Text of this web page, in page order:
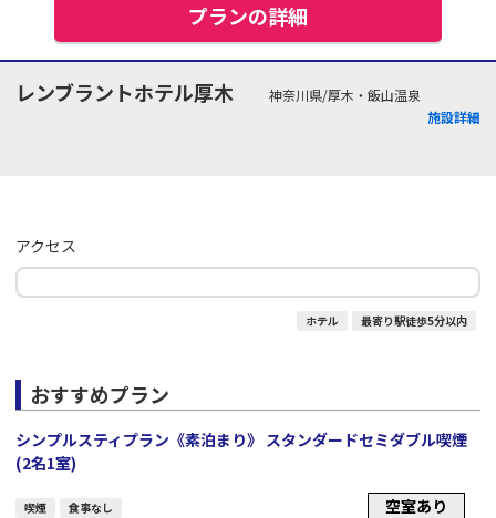
プランの詳細
レンブラントホテル厚木
神奈川県/厚木・飯山温泉
施設詳細
アクセス
ホテル 最寄り駅徒歩5分以内
おすすめプラン
シンプルスティプラン《素泊まり》 スタンダードセミダブル喫煙
(2名1室)
喫煙 食事なし 空室あり